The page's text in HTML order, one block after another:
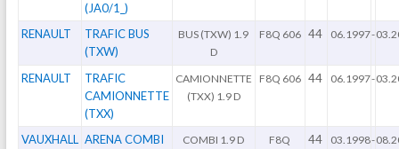
(JA0/1_)
RENAULT
TRAFIC BUS
(TXW)
BUS (TXW) 1.9
D
F8Q 606 44 06.1997-
RENAULT
TRAFIC
CAMIONNETTE
(TXX)
CAMIONNETTE
(TXX) 1.9 D
F8Q 606 44 06.1997-
VAUXHALL ARENA COMBI COMBI 1.9 D
F8Q
44 03.1998-